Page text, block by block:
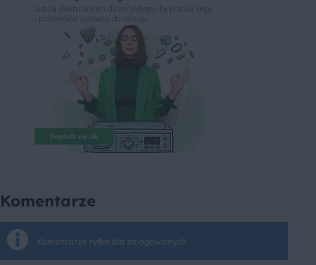
Komentarze
Komentarze tylko dla zalogowanych